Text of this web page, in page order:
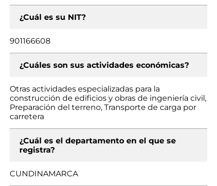
¿Cuál es su NIT?
901166608
¿Cuáles son sus actividades económicas?
Otras actividades especializadas para la
construcción de edificios y obras de ingeniería civil,
Preparación del terreno, Transporte de carga por
carretera
¿Cuál es el departamento en el que se
registra?
CUNDINAMARCA